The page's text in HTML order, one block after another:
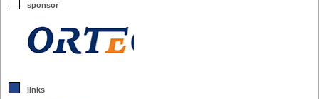
sponsor
links